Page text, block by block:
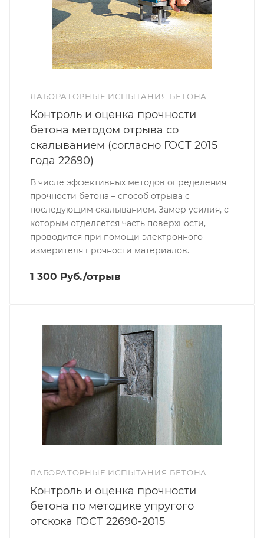
ЛАБОРАТОРНЫЕ ИСПЫТАНИЯ БЕТОНА
Контроль и оценка прочности
бетона методом отрыва со
скалыванием (согласно ГОСТ 2015
года 22690)
В числе эффективных методов определения
прочности бетона – способ отрыва с
последующим скалыванием. Замер усилия, с
которым отделяется часть поверхности,
проводится при помощи электронного
измерителя прочности материалов.
1 300 Руб./отрыв
ЛАБОРАТОРНЫЕ ИСПЫТАНИЯ БЕТОНА
Контроль и оценка прочности
бетона по методике упругого
отскока ГОСТ 22690-2015